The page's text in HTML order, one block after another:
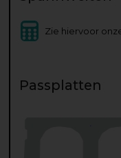
Zie hiervoor
Passplatten